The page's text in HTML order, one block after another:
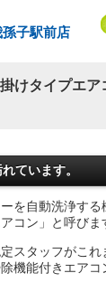
孫子駅前店
けタイプエア
ています。
を自動洗浄する
コン」と呼びま
スタッフがこれ
機能付きエア